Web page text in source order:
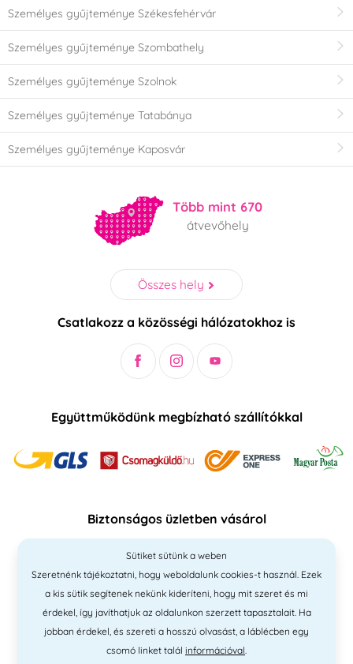
Személyes gyűjteménye Székesfehérvár
Személyes gyűjteménye Szombathely
Személyes gyűjteménye Szolnok
Személyes gyűjteménye Tatabánya
Személyes gyűjteménye Kaposvár
Több mint 670
átvevőhely
Összes hely
Csatlakozz a közösségi hálózatokhoz is
Együttműködünk megbízható szállítókkal
Biztonságos üzletben vásárol
Sütiket sütünk a weben
Szeretnénk tájékoztatni, hogy weboldalunk cookies-t használ. Ezek
a kis sütik segítenek nekünk kideríteni, hogy mit szeret és mi
érdekel, így javíthatjuk az oldalunkon szerzett tapasztalait. Ha
jobban érdekel, és szereti a hosszú olvasást, a láblécben egy
csomó linket talál információval.